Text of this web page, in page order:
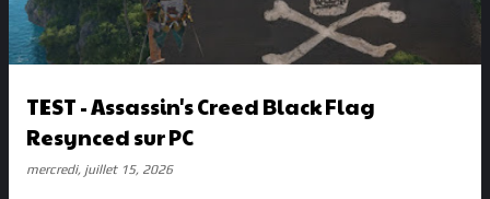
TEST - Assassin's Creed Black Flag
Resynced sur PC
mercredi, juillet 15, 2026